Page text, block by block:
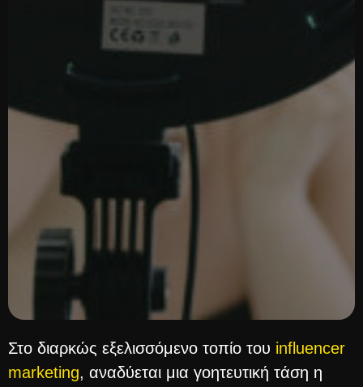
Στο διαρκώς εξελισσόμενο τοπίο του influencer
marketing, αναδύεται μια γοητευτική τάση η